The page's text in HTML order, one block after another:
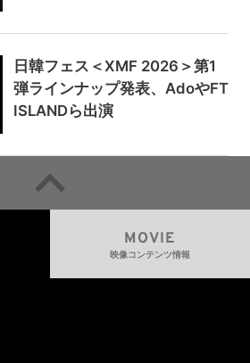
日韓フェス＜XMF 2026＞第1
弾ラインナップ発表、AdoやFT
ISLANDら出演
MOVIE
映像コンテンツ情報